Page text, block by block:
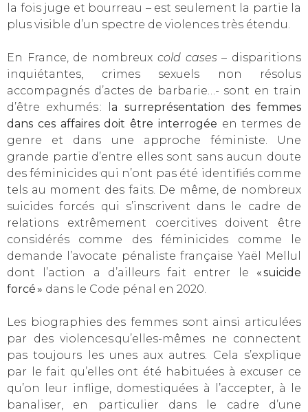
la fois juge et bourreau – est seulement la partie la
plus visible d’un spectre de violences très étendu.
En France, de nombreux cold cases – disparitions
inquiétantes, crimes sexuels non résolus
accompagnés d’actes de barbarie…- sont en train
d’être exhumés : la surreprésentation des femmes
dans ces affaires doit être interrogée en termes de
genre et dans une approche féministe. Une
grande partie d’entre elles sont sans aucun doute
des féminicides qui n’ont pas été identifiés comme
tels au moment des faits. De même, de nombreux
suicides forcés qui s’inscrivent dans le cadre de
relations extrêmement coercitives doivent être
considérés comme des féminicides comme le
demande l’avocate pénaliste française Yaël Mellul
dont l’action a d’ailleurs fait entrer le « suicide
forcé » dans le Code pénal en 2020.
Les biographies des femmes sont ainsi articulées
par des violences qu’elles-mêmes ne connectent
pas toujours les unes aux autres. Cela s’explique
par le fait qu’elles ont été habituées à excuser ce
qu’on leur inflige, domestiquées à l’accepter, à le
banaliser, en particulier dans le cadre d’une